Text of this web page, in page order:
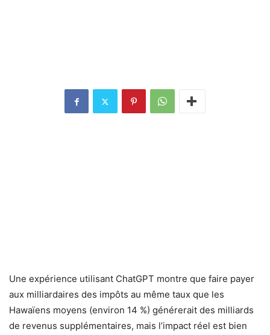
Une expérience utilisant ChatGPT montre que faire payer
aux milliardaires des impôts au même taux que les
Hawaïens moyens (environ 14 %) générerait des milliards
de revenus supplémentaires, mais l’impact réel est bien